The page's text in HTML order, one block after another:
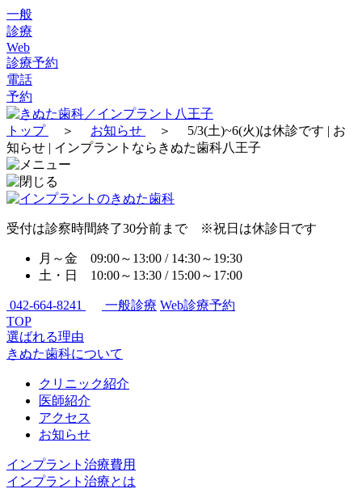
一般
診療
Web
診療予約
電話
予約
トップ ＞ お知らせ ＞ 5/3(土)~6(火)は休診です | お
知らせ | インプラントならきぬた歯科八王子
受付は診察時間終了30分前まで ※祝日は休診日です
月～金 09:00～13:00 / 14:30～19:30
土・日 10:00～13:30 / 15:00～17:00
042-664-8241 一般診療 Web診療予約
TOP
選ばれる理由
きぬた歯科について
クリニック紹介
医師紹介
アクセス
お知らせ
インプラント治療費用
インプラント治療とは